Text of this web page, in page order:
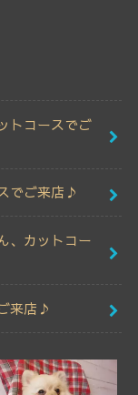
トコースでご
でご来店♪
、カットコー
来店♪